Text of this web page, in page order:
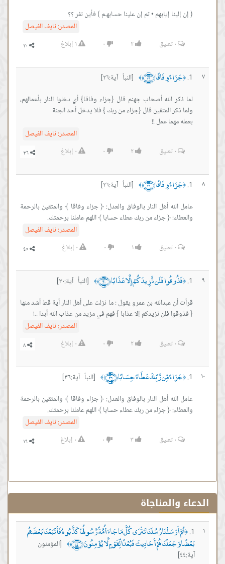
( إن إلينا إيابهم • ثم إن علينا حسابهـم ) فأين تفر ؟؟
المصدر:نايف الفيصل
٠تعليق ٢ ٠ ١ إبلاغ
٧ ﴿جَزَاءً وِفَاقًا ﴿٢٦﴾ ﴾
[النبأ آية:٢٦]
لما ذكر الله أصحاب جهنم قال {جزاء وفاقا} أي دخلوا النار بأعمالهم،
بعمله مهما عمل !!
المصدر:نايف الفيصل
٠تعليق ٢ ٠ ٠ إبلاغ
٨ ﴿جَزَاءً وِفَاقًا ﴿٢٦﴾ ﴾
[النبأ آية:٢٦]
عامل الله أهل النار بالوفاق والعدل: ﴿ جزاء وفاقا ﴾ والمتقين بالرحمة
والعطاء: ﴿ جزاء من ربك عطاء حسابا ﴾ اللهم عاملنا برحمتك.
المصدر:نايف الفيصل
٠تعليق ١ ٠ ٠ إبلاغ
٩ ﴿فَذُوقُوا فَلَن نَّزِيدَكُمْ إِلَّا عَذَابًا ﴿٣٠﴾ ﴾
[النبأ آية:٣٠]
قرأت أن عبدالله بن عمرو يقول : ما نزلت على أهل النار أية قط أشد منها
{ فذوقوا فلن نزيدكم إلا عذابا } فهم في مزيد من عذاب الله أبدا ..!
المصدر:نايف الفيصل
٠تعليق ٢ ٠ ٠ إبلاغ
١٠ ﴿جَزَاءً مِّن رَّبِّكَ عَطَاءً حِسَابًا ﴿٣٦﴾ ﴾
[النبأ آية:٣٦]
عامل الله أهل النار بالوفاق والعدل: ﴿ جزاء وفاقا ﴾ والمتقين بالرحمة
والعطاء: ﴿ جزاء من ربك عطاء حسابا ﴾ اللهم عاملنا برحمتك.
المصدر:نايف الفيصل
٠تعليق ٣ ٠ ٠ إبلاغ
الدعاء والمناجاة
١ ﴿ثُمَّ أَرْسَلْنَا رُسُلَنَا تَتْرَى كُلَّ مَا جَاءَ أُمَّةً رَّسُولُهَا كَذَّبُوهُ فَأَتْبَعْنَا بَعْضَهُم
بَعْضًا وَجَعَلْنَاهُمْ أَحَادِيثَ فَبُعْدًا لِّقَوْمٍ لَّا يُؤْمِنُونَ ﴿٤٤﴾ ﴾
[المؤمنون
آية:٤٤]